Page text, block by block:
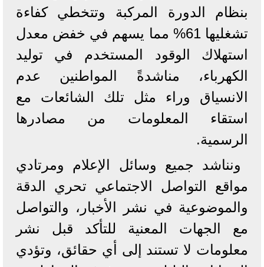
بنظام الدورة المركبة وتتخطي كفاءة
تشغليها 61% مما يسهم في خفض معدل
استهلاك الوقود المستخدم في توليد
الكهرباء، مناشدةً المواطنين عدم
الانسياق وراء مثل تلك الشائعات مع
استقاء المعلومات من مصادرها
الرسمية.
ونناشد جميع وسائل الإعلام ومرتادي
مواقع التواصل الاجتماعي تحري الدقة
والموضوعية في نشر الأخبار، والتواصل
مع الجهات المعنية للتأكد قبل نشر
معلومات لا تستند إلى أي حقائق، وتؤدي